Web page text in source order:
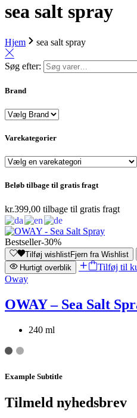
sea salt spray
Hjem sea salt spray
Søg efter:
Brand
Varekategorier
Beløb tilbage til gratis fragt
kr.399,00 tilbage til gratis fragt
Bestseller-30%
Tilføj wishlistFjern fra Wishlist
Hurtigt overblik
Tilføj til
Oway
OWAY – Sea Salt
240 ml
Example Subtitle
Tilmeld nyhedsbrev